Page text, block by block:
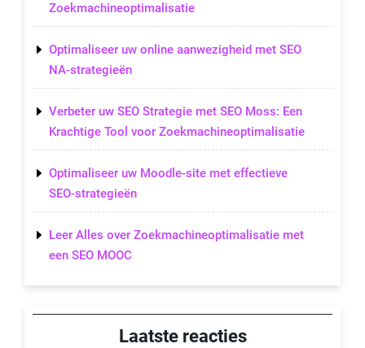
Zoekmachineoptimalisatie
Optimaliseer uw online aanwezigheid met SEO
NA-strategieën
Verbeter uw SEO Strategie met SEO Moss: Een
Krachtige Tool voor Zoekmachineoptimalisatie
Optimaliseer uw Moodle-site met effectieve
SEO-strategieën
Leer Alles over Zoekmachineoptimalisatie met
een SEO MOOC
Laatste reacties